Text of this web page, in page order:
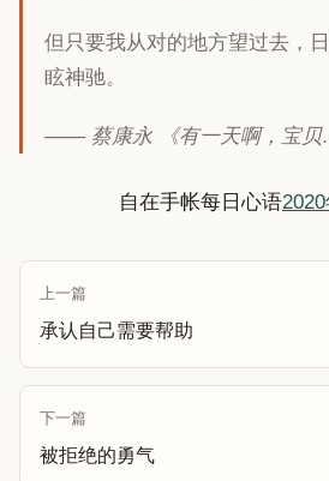
但只要我从对的地方望过去，
眩神驰。
—— 蔡康永 《有一天啊，宝贝
自在手帐每日心语
上一篇
承认自己需要帮助
下一篇
被拒绝的勇气